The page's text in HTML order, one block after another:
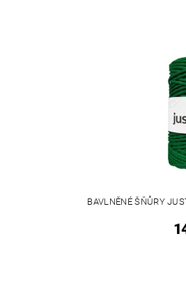
BAVLNĚNÉ ŠŇŮRY